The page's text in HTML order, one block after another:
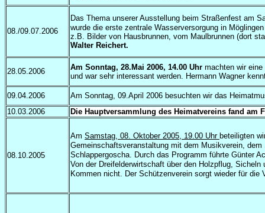
08./09.07.2006
Das Thema unserer Ausstellung beim Straßenfest am
wurde die erste zentrale Wasserversorgung in
z.B. Bilder von Hausbrunnen, vom Maulbrunnen (dort
Walter Reichert.
28.05.2006 Am Sonntag, 28.Mai 2006, 14.00 Uhr machten wir
und war sehr interessant werden. Hermann Wagner
09.04.2006
Am Sonntag, 09.April 2006 besuchten wir das
10.03.2006
Die Hauptversammlung des Heimatvereins fand am
08.10.2005
Am Samstag, 08. Oktober 2005, 19.00 Uhr beteiligten
Gemeinschaftsveranstaltung mit dem Musikverein,
Schlappergoscha. Durch das Programm führte Günter
Von der Dreifelderwirtschaft über den Holzpflug,
Kommen nicht. Der Schützenverein sorgt wieder für